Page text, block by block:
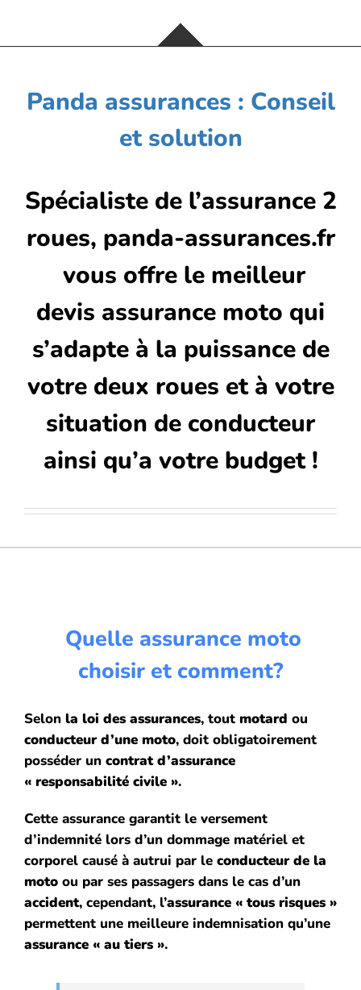
Panda assurances : Conseil
et solution
Spécialiste de l’assurance 2
roues, panda-assurances.fr
vous offre le meilleur
devis assurance moto qui
s’adapte à la puissance de
votre deux roues et à votre
situation de conducteur
ainsi qu’a votre budget !
Quelle assurance moto
choisir et comment?
Selon la loi des assurances, tout motard ou
conducteurd’une moto, doit obligatoirement
posséder un contrat d’assurance
« responsabilité civile ».
Cette assurance garantit le versement
d’indemnité lors d’un dommage matériel et
corporel causé à autrui par le conducteur de la
motoou par ses passagers dans le cas d’un
accident, cependant, l’assurance « tous risques »
permettent une meilleure indemnisation qu’une
assurance « au tiers ».